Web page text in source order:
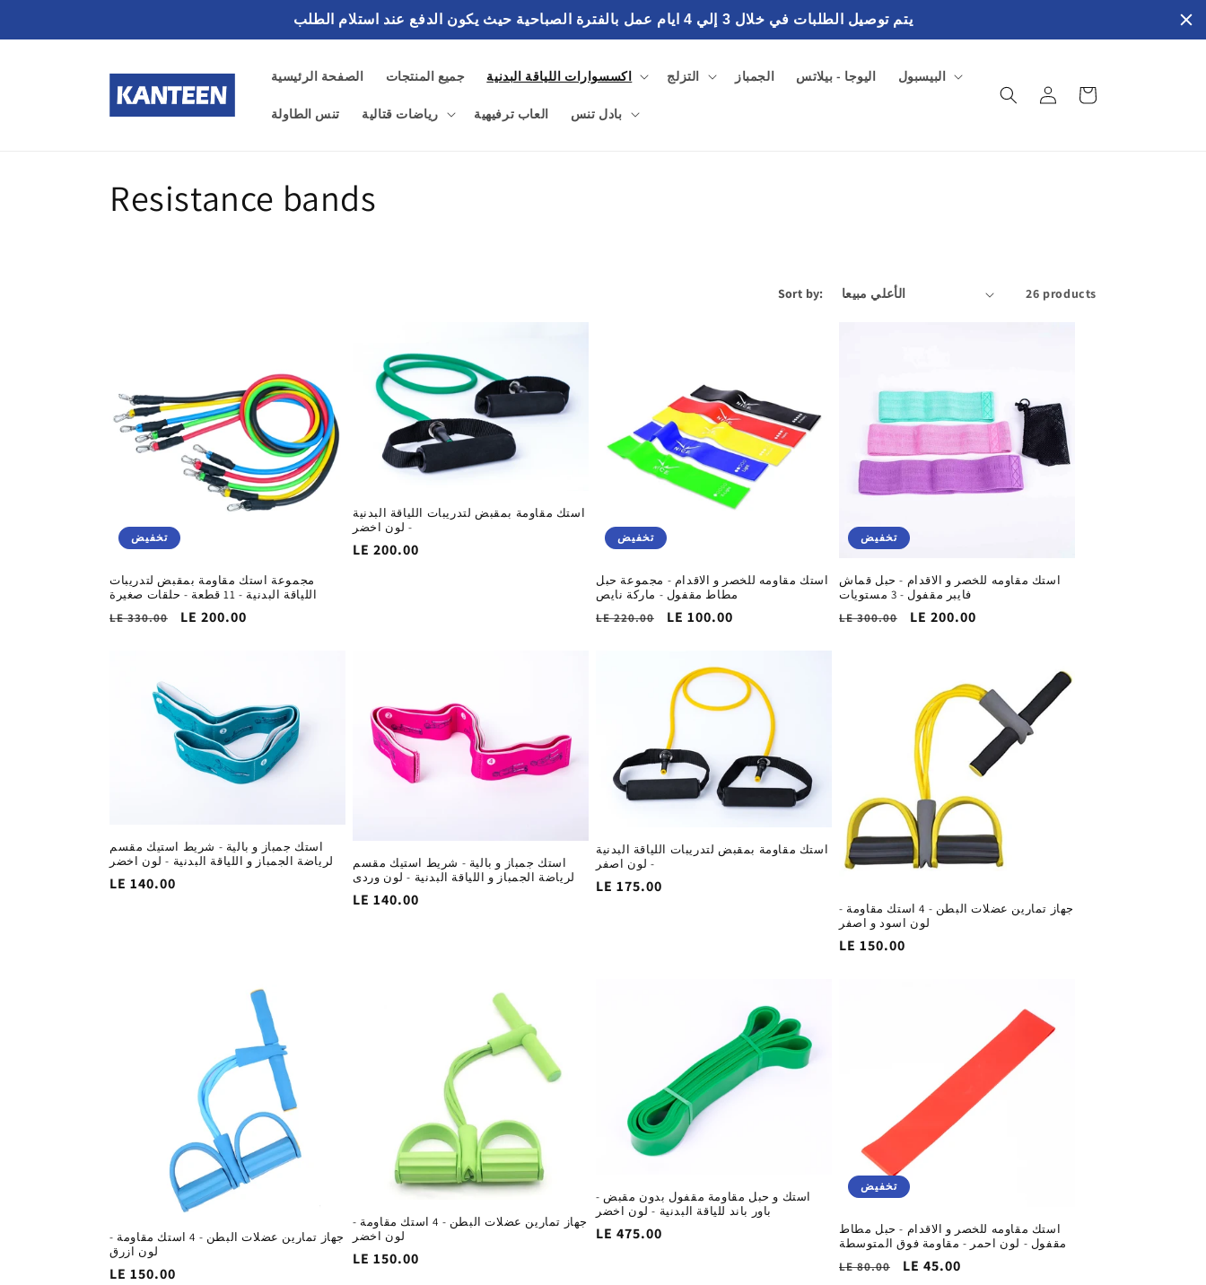
يتم توصيل الطلبات في خلال 3 إلي 4 ايام عمل بالفترة الصباحية حيث يكون الدفع عند استلام الطلب
المحتوى
الصفحة الرئيسية جميع المنتجات اكسسوارات اللياقة البدنية التزلج الجمباز اليوجا - بيلاتس البيسبول
تنس الطاولة رياضات قتالية العاب ترفيهية بادل تنس
تسجيل
الدخول المشتريات
ت
ف
:
Resistance bands
Sort by: 26 products
تخفيض
مجموعة استك مقاومة بمقبض لتدريبات
اللياقة البدنية - 11 قطعة - حلقات صغيرة
السغر
LE 330.00
سعر
LE 200.00
استك مقاومة بمقبض لتدريبات اللياقة البدنية
- لون اخضر
السغر
LE 200.00
تخفيض
استك مقاومه للخصر و الاقدام - مجموعة حبل
مطاط مقفول - ماركة نايص
السغر
LE 220.00
سعر
LE 100.00
تخفيض
استك مقاومه للخصر و الاقدام - حبل قماش
فايبر مقفول - 3 مستويات
السغر
LE 300.00
سعر
LE 200.00
استك جمباز و بالية - شريط استيك مقسم
لرياضة الجمباز و اللياقة البدنية - لون اخضر
السغر
LE 140.00
استك جمباز و بالية - شريط استيك مقسم
لرياضة الجمباز و اللياقة البدنية - لون وردى
السغر
LE 140.00
استك مقاومة بمقبض لتدريبات اللياقة البدنية
- لون اصفر
السغر
LE 175.00
جهاز تمارين عضلات البطن - 4 استك مقاومة -
لون اسود و اصفر
السغر
LE 150.00
جهاز تمارين عضلات البطن - 4 استك مقاومة -
لون ازرق
السغر
LE 150.00
جهاز تمارين عضلات البطن - 4 استك مقاومة -
لون اخضر
السغر
LE 150.00
استك و حبل مقاومة مقفول بدون مقبض -
باور باند للياقة البدنية - لون اخضر
السغر
LE 475.00
تخفيض
استك مقاومه للخصر و الاقدام - حبل مطاط
مقفول - لون احمر - مقاومة فوق المتوسطة
السغر
LE 80.00
سعر
LE 45.00